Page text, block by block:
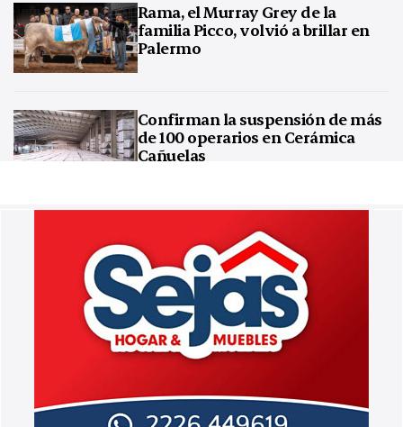
Rama, el Murray Grey de la
familia Picco, volvió a brillar en
Palermo
Confirman la suspensión de más
de 100 operarios en Cerámica
Cañuelas